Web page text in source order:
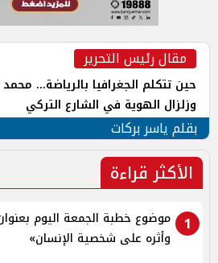
مقال رئيس التحرير
حين تتكلم الجغرافيا بالرياضة...
وزلزال الهوية في الشارع التركي
بقلم ياسر بركات
الأكثر قراءة
1
موضوع خطبة الجمعة اليوم
وأثره على شخصية الإنسان»